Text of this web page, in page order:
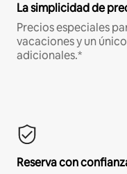
La simplicidad de
Precios especiales
vacaciones y un
adicionales.*
Reserva con